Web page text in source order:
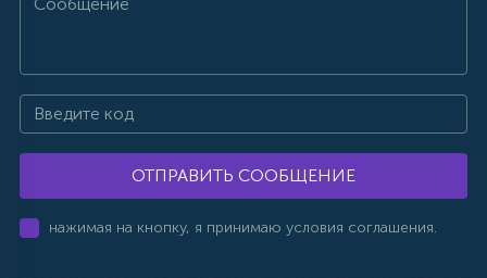
ОТПРАВИТЬ СООБЩЕНИЕ
нажимая на кнопку, я принимаю условия соглашения.